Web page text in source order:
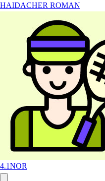
HAIDACHER ROMAN
4.1NOR